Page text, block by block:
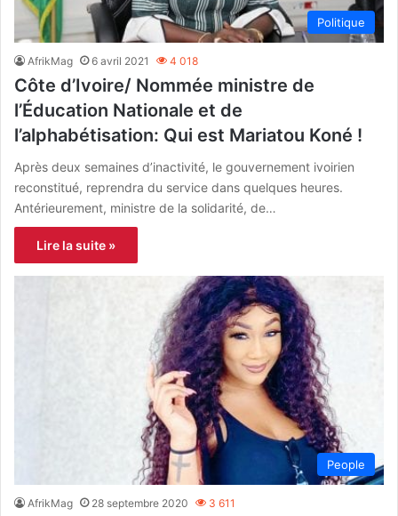
Politique
AfrikMag 6 avril 2021 4 018
Côte d’Ivoire/ Nommée ministre de
l’Éducation Nationale et de
l’alphabétisation: Qui est Mariatou Koné !
Après deux semaines d’inactivité, le gouvernement ivoirien
reconstitué, reprendra du service dans quelques heures.
Antérieurement, ministre de la solidarité, de…
Lire la suite »
People
AfrikMag 28 septembre 2020 3 611